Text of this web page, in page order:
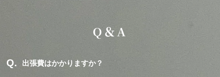
Q＆A
出張費はかかりますか？